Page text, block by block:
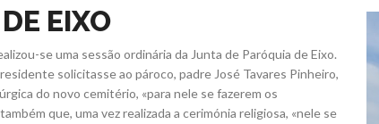
EIXO
se uma sessão ordinária da Junta de Paróquia de Eixo.
solicitasse ao pároco, padre José Tavares Pinheiro,
do novo cemitério, «para nele se fazerem os
que, uma vez realizada a cerimónia religiosa, «nele se